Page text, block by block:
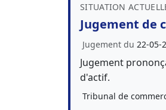
SITUATION
Jugement de
Jugement du 22-05-
Jugement
d'actif.
Tribunal de